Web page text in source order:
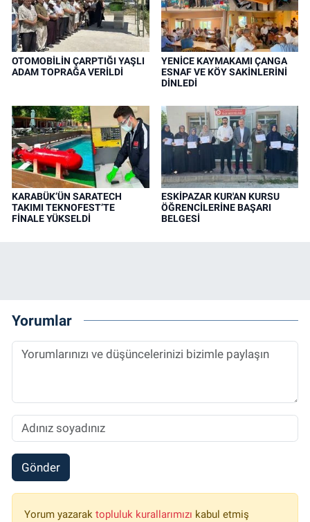
OTOMOBİLİN ÇARPTIĞI YAŞLI
ADAM TOPRAĞA VERİLDİ
YENİCE KAYMAKAMI ÇANGA
ESNAF VE KÖY SAKİNLERİNİ
DİNLEDİ
KARABÜK’ÜN SARATECH
TAKIMI TEKNOFEST’TE
FİNALE YÜKSELDİ
ESKİPAZAR KUR'AN KURSU
ÖĞRENCİLERİNE BAŞARI
BELGESİ
Yorumlar
Gönder
Yorum yazarak topluluk kurallarımızı kabul etmiş